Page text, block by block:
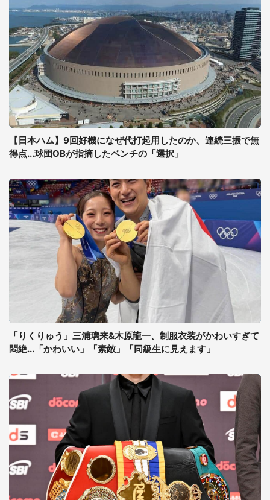
【日本ハム】9回好機になぜ代打起用したのか、連続三振で無
得点...球団OBが指摘したベンチの「選択」
「りくりゅう」三浦璃来&木原龍一、制服衣装がかわいすぎて
悶絶...「かわいい」「素敵」「同級生に見えます」